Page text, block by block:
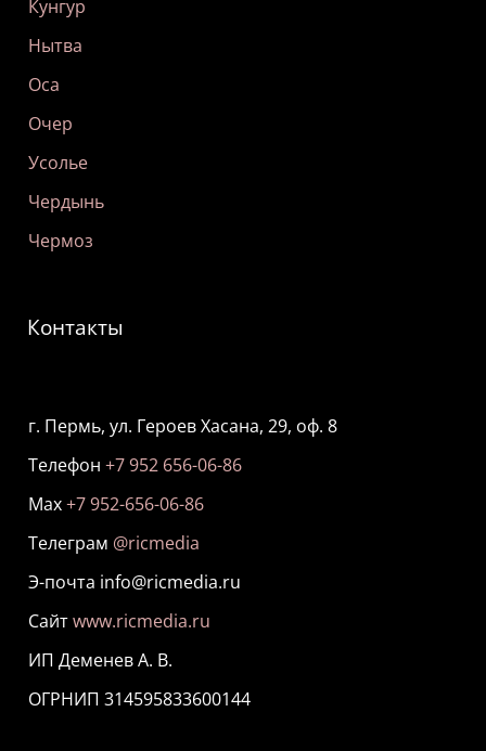
Кунгур
Нытва
Оса
Очер
Усолье
Чердынь
Чермоз
Контакты
г. Пермь, ул. Героев Хасана, 29, оф. 8
Телефон +7 952 656-06-86
Мах+7 952-656-06-86
Телеграм @ricmedia
Э-почта info@ricmedia.ru
Сайтwww.ricmedia.ru
ИП Деменев А. В.
ОГРНИП 314595833600144